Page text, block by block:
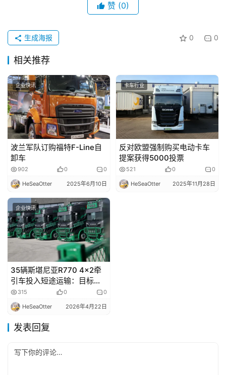
赞 (0)
0 0
生成海报
相关推荐
企业快讯
波兰军队订购福特F-Line自
卸车
902 0 0
HeSeaOtter 2025年6月10日
卡车行业
反对欧盟强制购买电动卡车
提案获得5000投票
521 0 0
HeSeaOtter 2025年11月28日
企业快讯
35辆斯堪尼亚R770 4×2牵
引车投入短途运输：目标吸
引新司机加入
315 0 0
HeSeaOtter 2026年4月22日
发表回复